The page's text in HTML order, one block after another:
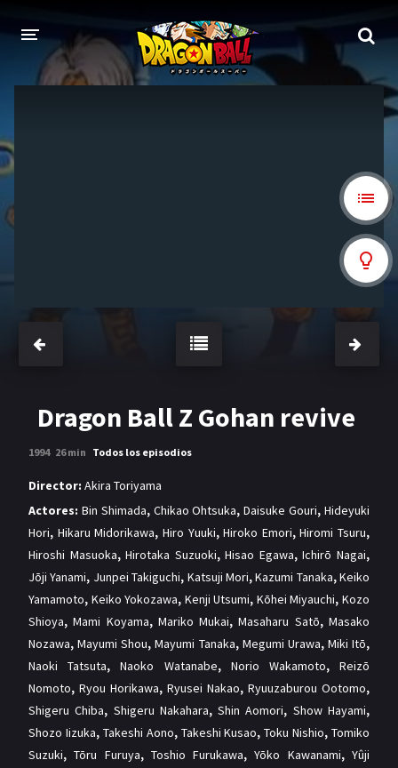
PELÍCULAS
MANGAS
Dragon Ball Z Gohan revive
1994 26 min Todos los episodios
Director: Akira Toriyama
Actores: Bin Shimada, Chikao Ohtsuka,Daisuke Gouri,Hideyuki
Hori, Hikaru Midorikawa, Hiro Yuuki,Hiroko Emori,Hiromi Tsuru,
Hiroshi Masuoka,Hirotaka Suzuoki,Hisao Egawa,Ichirō Nagai,
Jōji Yanami, Junpei Takiguchi, Katsuji Mori,Kazumi Tanaka,Keiko
Yamamoto, Keiko Yokozawa, Kenji Utsumi, Kōhei Miyauchi,Kozo
Shioya,Mami Koyama, Mariko Mukai,Masaharu Satō,Masako
Nozawa,Mayumi Shou,Mayumi Tanaka, Megumi Urawa, Miki Itō,
Naoki Tatsuta,Naoko Watanabe, Norio Wakamoto,Reizō
Nomoto, Ryou Horikawa, Ryusei Nakao, Ryuuzaburou Ootomo,
Shigeru Chiba, Shigeru Nakahara,Shin Aomori, Show Hayami,
Shozo Iizuka, Takeshi Aono, Takeshi Kusao,Toku Nishio, Tomiko
Suzuki,Tōru Furuya, Toshio Furukawa,Yōko Kawanami,Yûji